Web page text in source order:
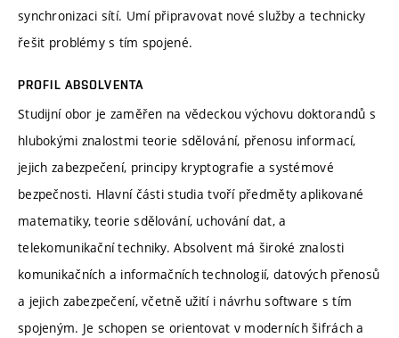
synchronizaci sítí. Umí připravovat nové služby a technicky
řešit problémy s tím spojené.
PROFIL ABSOLVENTA
Studijní obor je zaměřen na vědeckou výchovu doktorandů s
hlubokými znalostmi teorie sdělování, přenosu informací,
jejich zabezpečení, principy kryptografie a systémové
bezpečnosti. Hlavní části studia tvoří předměty aplikované
matematiky, teorie sdělování, uchování dat, a
telekomunikační techniky. Absolvent má široké znalosti
komunikačních a informačních technologií, datových přenosů
a jejich zabezpečení, včetně užití i návrhu software s tím
spojeným. Je schopen se orientovat v moderních šifrách a